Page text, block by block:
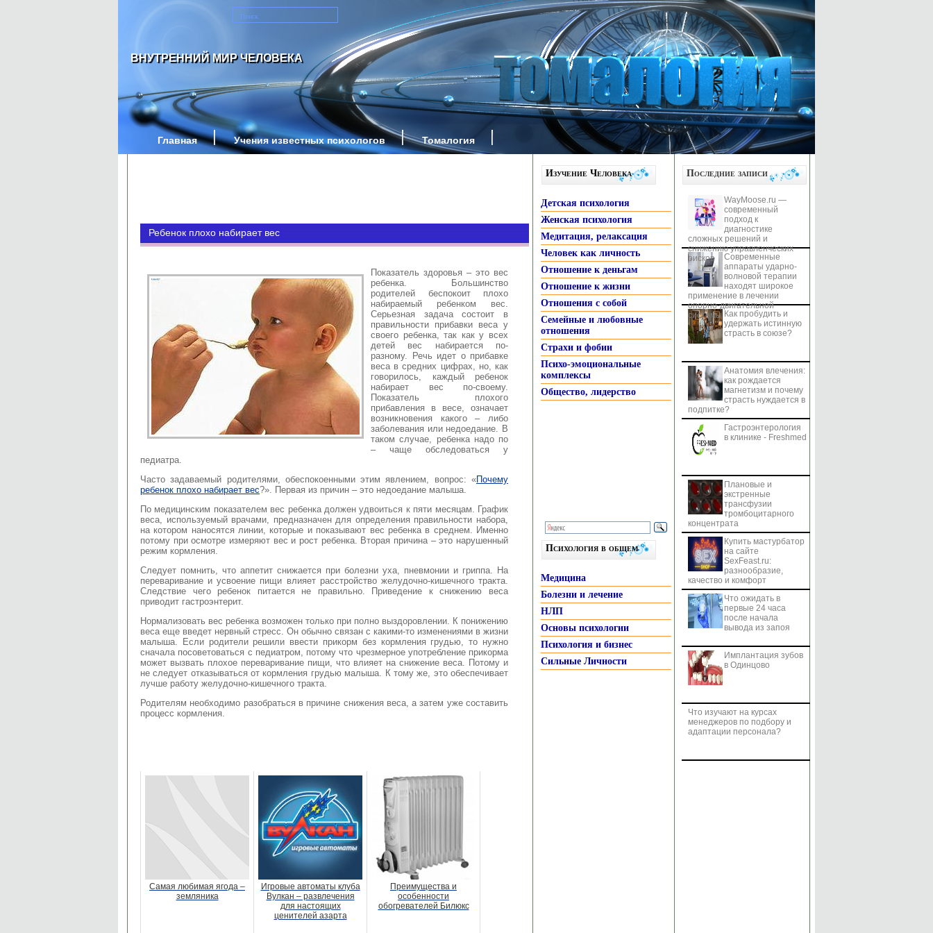
ВНУТРЕННИЙ МИР ЧЕЛОВЕКА
Главная Учения известных психологов Томалогия
Ребенок плохо набирает вес
Показатель здоровья – это вес
ребенка. Большинство
родителей беспокоит плохо
набираемый ребенком вес.
Серьезная задачасостоит в
правильности прибавки веса у
своего ребенка, так как у всех
детей вес набирается по-
разному. Речь идет о прибавке
веса в средних цифрах, но, как
говорилось, каждый ребенок
набирает вес по-своему.
Показатель плохого
прибавления в весе, означает
возникновения какого – либо
заболевания или недоедание. В
таком случае, ребенка надо по
– чаще обследоваться у
педиатра.
Часто задаваемый родителями, обеспокоенными этим явлением, вопрос: «Почему
ребенок плохо набирает вес?». Первая из причин – это недоедание малыша.
По медицинским показателем вес ребенка должен удвоиться к пяти месяцам. График
веса, используемый врачами, предназначен для определения правильности набора,
на котором наносятся линии, которые и показывают вес ребенка в среднем. Именно
потому при осмотре измеряют вес и рост ребенка. Вторая причина – это нарушенный
режим кормления.
Следует помнить, что аппетит снижается при болезни уха, пневмонии и гриппа. На
переваривание и усвоение пищи влияет расстройство желудочно-кишечного тракта.
Следствие чего ребенок питается не правильно. Приведение к снижению веса
приводит гастроэнтерит.
Нормализовать вес ребенка возможен только при полно выздоровлении. К понижению
веса еще введет нервный стресс. Он обычно связан с какими-то изменениями в жизни
малыша. Если родители решили ввести прикорм без кормления грудью, то нужно
сначала посоветоваться с педиатром, потому что чрезмерное употребление прикорма
может вызвать плохое переваривание пищи, что влияет на снижение веса. Потому и
не следует отказываться от кормления грудью малыша. К тому же, это обеспечивает
лучше работу желудочно-кишечного тракта.
Родителям необходимо разобраться в причине снижения веса, а затем уже составить
процесс кормления.
Самая любимая ягода –
земляника
Игровые автоматы клуба
Вулкан – развлечения
для настоящих
ценителей азарта
Преимущества и
особенности
обогревателей Билюкс
Изучение Человека
Детская психология
Женская психология
Медитация, релаксация
Человек как личность
Отношение к деньгам
Отношение к жизни
Отношения с собой
Семейные и любовные
отношения
Страхи и фобии
Психо-эмоциональные
комплексы
Общество, лидерство
Психология в общем
Медицина
Болезни и лечение
НЛП
Основы психологии
Психология и бизнес
Сильные Личности
Последние записи
WayMoose.ru —
современный
подход к
диагностике
сложных решений и
снижению управленческих
рисков
Современные
аппараты ударно-
волновой терапии
находят широкое
применение в лечении
опорно-двигательной
системы Как пробудить и
удержать истинную
страсть в союзе?
Анатомия влечения:
как рождается
магнетизм и почему
страсть нуждается в
подпитке?
Гастроэнтерология
в клинике - Freshmed
Плановые и
экстренные
трансфузии
тромбоцитарного
концентрата
Купить мастурбатор
на сайте
SexFeast.ru:
разнообразие,
качество и комфорт
Что ожидать в
первые 24 часа
после начала
вывода из запоя
Имплантация зубов
в Одинцово
Что изучают на курсах
менеджеров по подбору и
адаптации персонала?